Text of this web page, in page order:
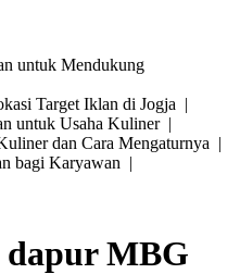
untuk Mendukung
Target Iklan di Jogja |
untuk Usaha Kuliner |
dan Cara Mengaturnya |
bagi Karyawan |
MBG